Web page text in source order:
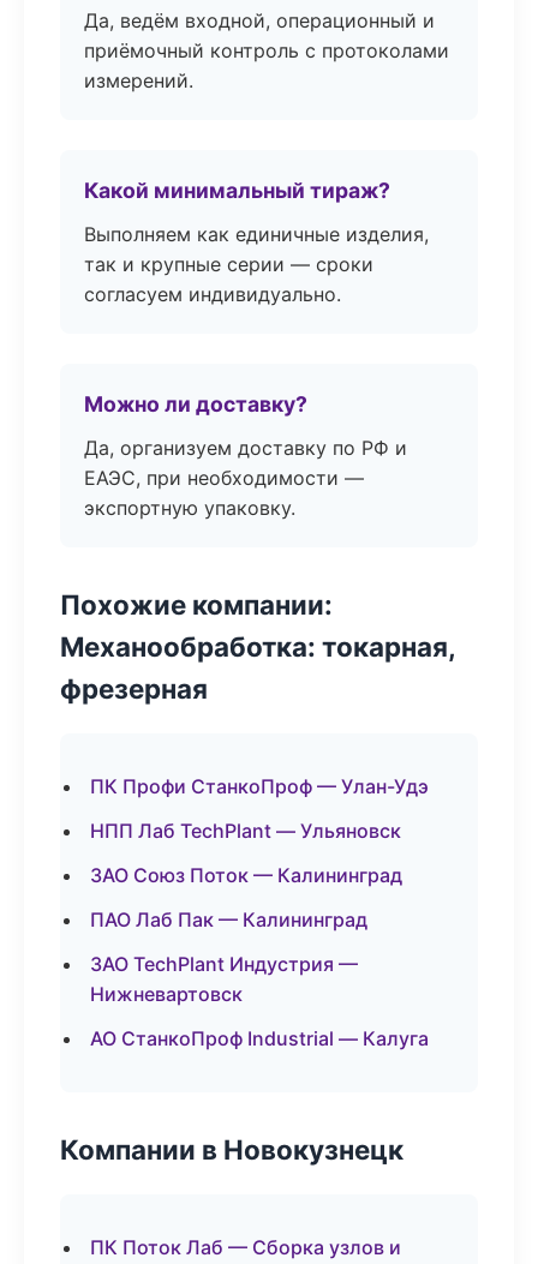
Да, ведём входной, операционный и
приёмочный контроль с протоколами
измерений.
Какой минимальный тираж?
Выполняем как единичные изделия,
так и крупные серии — сроки
согласуем индивидуально.
Можно ли доставку?
Да, организуем доставку по РФ и
ЕАЭС, при необходимости —
экспортную упаковку.
Похожие компании:
Механообработка: токарная,
фрезерная
ПК Профи СтанкоПроф — Улан-Удэ
НПП Лаб TechPlant — Ульяновск
ЗАО Союз Поток — Калининград
ПАО Лаб Пак — Калининград
ЗАО TechPlant Индустрия —
Нижневартовск
АО СтанкоПроф Industrial — Калуга
Компании в Новокузнецк
ПК Поток Лаб — Сборка узлов и